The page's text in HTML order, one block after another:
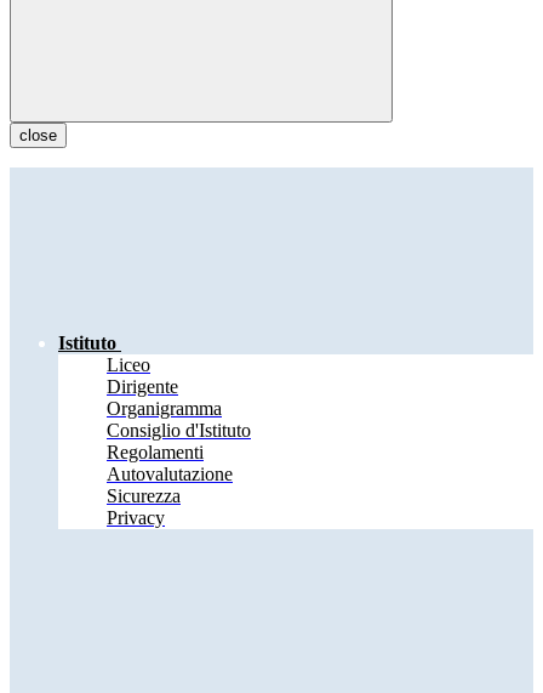
close
Istituto
Liceo
Dirigente
Organigramma
Consiglio d'Istituto
Regolamenti
Autovalutazione
Sicurezza
Privacy